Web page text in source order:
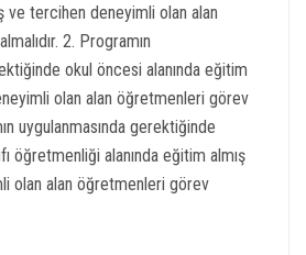
ve tercihen deneyimli olan alan
2. Programın
okul öncesi alanında eğitim
olan alan öğretmenleri görev
uygulanmasında gerektiğinde
öğretmenliği alanında eğitim almış
olan alan öğretmenleri görev